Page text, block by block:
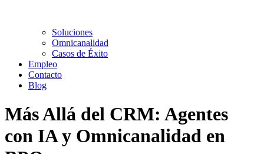
Soluciones
Omnicanalidad
Casos de Éxito
Empleo
Contacto
Blog
Más Allá del CRM: Agentes
con IA y Omnicanalidad en